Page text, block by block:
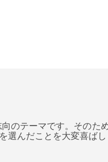
のテーマです。その
んだことを大変喜ばし